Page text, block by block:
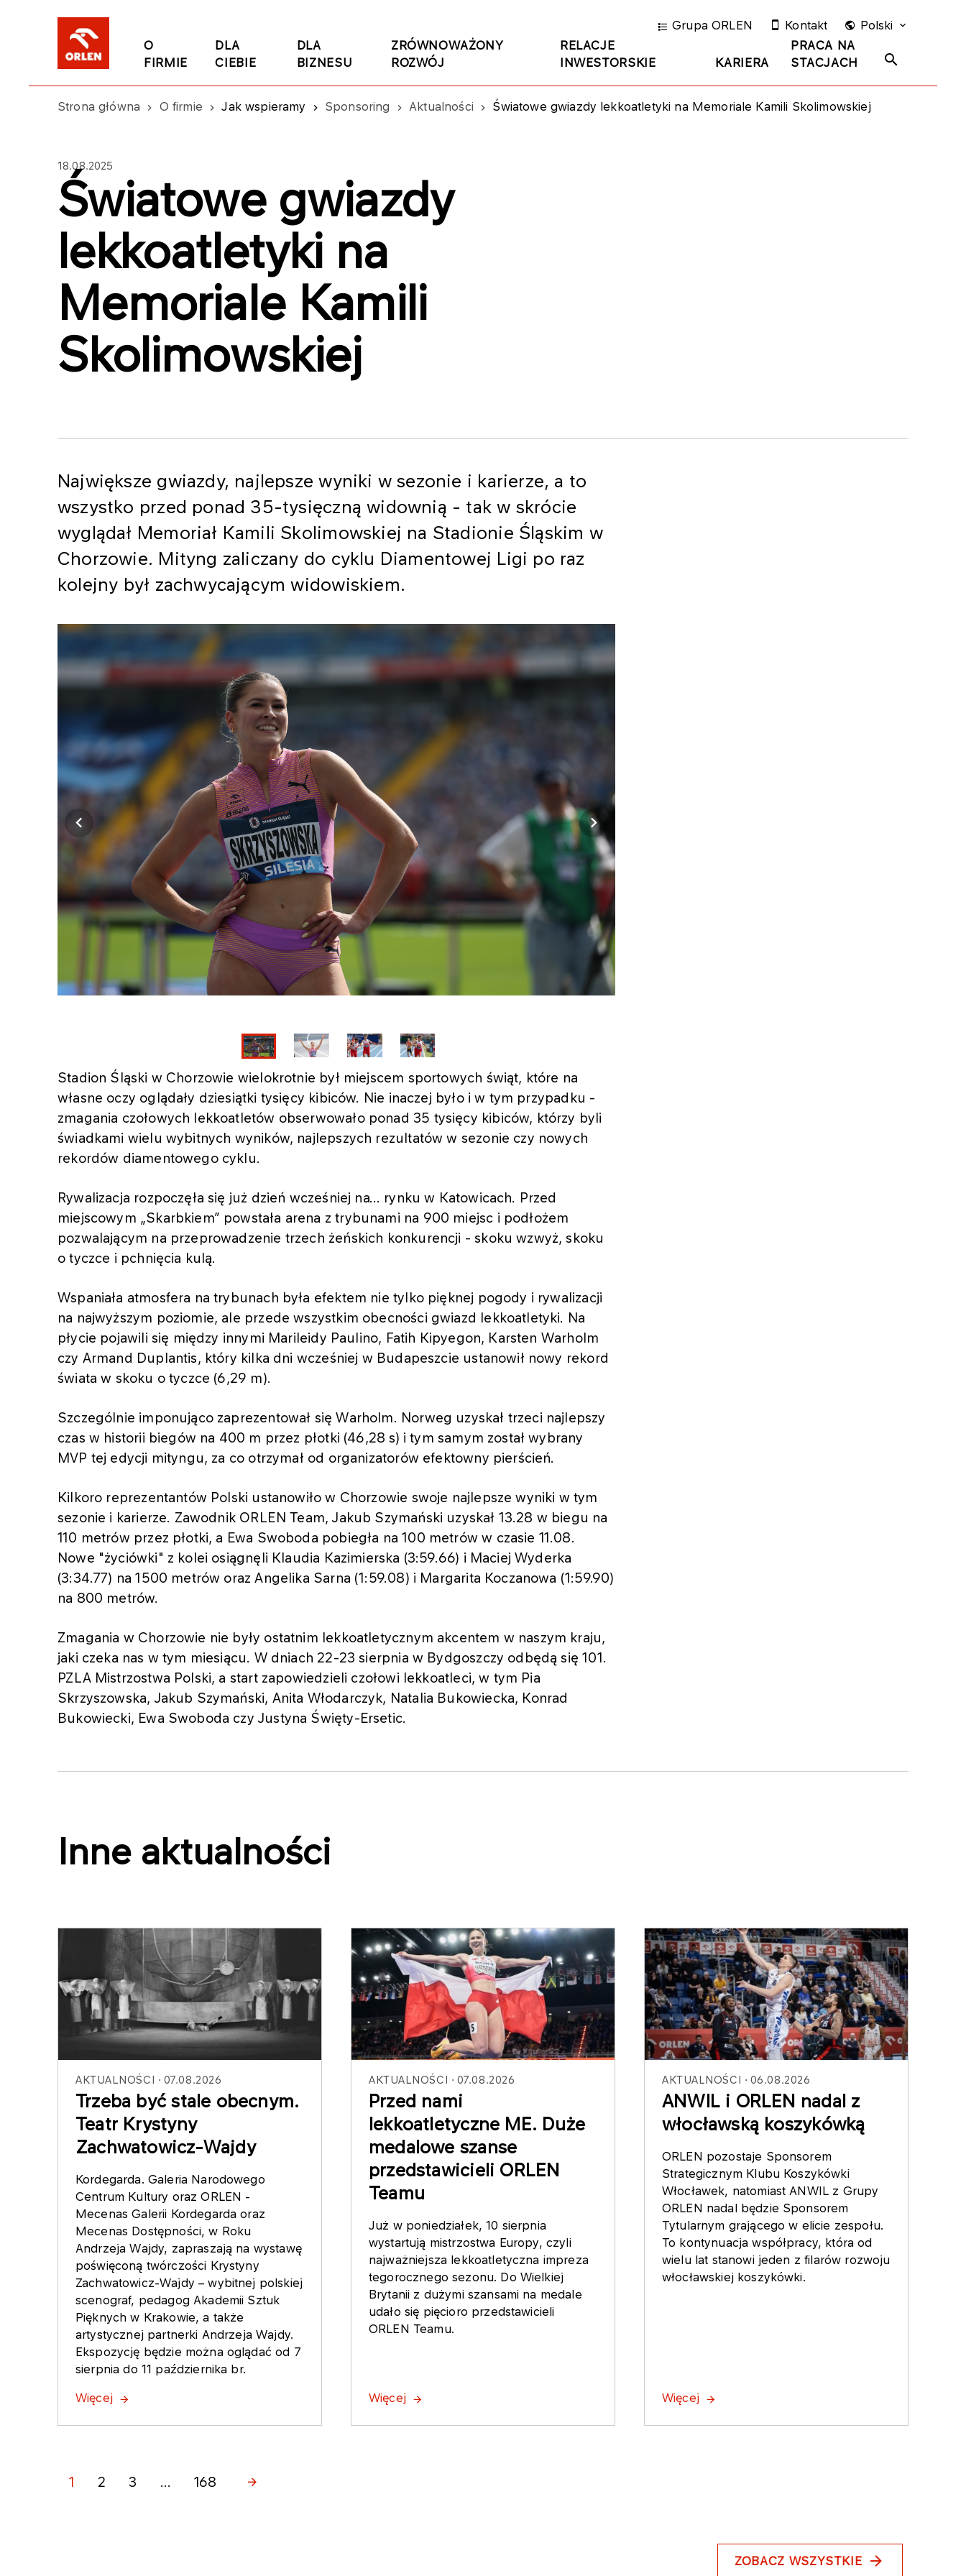
O
FIRMIE
DLA
CIEBIE
DLA
BIZNESU
ZRÓWNOWAŻONY
ROZWÓJ
RELACJE
INWESTORSKIE
KARIERA
PRACA NA
STACJACH
Grupa ORLEN Kontakt Polski
Strona główna O firmie Jak wspieramy Sponsoring Aktualności Światowe gwiazdy lekkoatletyki na Memoriale Kamili Skolimowskiej
18.08.2025
Światowe gwiazdy
lekkoatletyki na
Memoriale Kamili
Skolimowskiej
Największe gwiazdy, najlepsze wyniki w sezonie i karierze, a to
wszystko przed ponad 35-tysięczną widownią - tak w skrócie
wyglądał Memoriał Kamili Skolimowskiej na Stadionie Śląskim w
Chorzowie. Mityng zaliczany do cyklu Diamentowej Ligi po raz
kolejny był zachwycającym widowiskiem.
Stadion Śląski w Chorzowie wielokrotnie był miejscem sportowych świąt, które na
własne oczy oglądały dziesiątki tysięcy kibiców. Nie inaczej było i w tym przypadku -
zmagania czołowych lekkoatletów obserwowało ponad 35 tysięcy kibiców, którzy byli
świadkami wielu wybitnych wyników, najlepszych rezultatów w sezonie czy nowych
rekordów diamentowego cyklu.
Rywalizacja rozpoczęła się już dzień wcześniej na… rynku w Katowicach. Przed
miejscowym „Skarbkiem” powstała arena z trybunami na 900 miejsc i podłożem
pozwalającym na przeprowadzenie trzech żeńskich konkurencji - skoku wzwyż, skoku
o tyczce i pchnięcia kulą.
Wspaniała atmosfera na trybunach była efektem nie tylko pięknej pogody i rywalizacji
na najwyższym poziomie, ale przede wszystkim obecności gwiazd lekkoatletyki. Na
płycie pojawili się między innymi Marileidy Paulino, Fatih Kipyegon, Karsten Warholm
czy Armand Duplantis, który kilka dni wcześniej w Budapeszcie ustanowił nowy rekord
świata w skoku o tyczce (6,29 m).
Szczególnie imponująco zaprezentował się Warholm. Norweg uzyskał trzeci najlepszy
czas w historii biegów na 400 m przez płotki (46,28 s) i tym samym został wybrany
MVP tej edycji mityngu, za co otrzymał od organizatorów efektowny pierścień.
Kilkoro reprezentantów Polski ustanowiło w Chorzowie swoje najlepsze wyniki w tym
sezonie i karierze. Zawodnik ORLEN Team, Jakub Szymański uzyskał 13.28 w biegu na
110 metrów przez płotki, a Ewa Swoboda pobiegła na 100 metrów w czasie 11.08.
Nowe "życiówki" z kolei osiągnęli Klaudia Kazimierska (3:59.66) i Maciej Wyderka
(3:34.77) na 1500 metrów oraz Angelika Sarna (1:59.08) i Margarita Koczanowa (1:59.90)
na 800 metrów.
Zmagania w Chorzowie nie były ostatnim lekkoatletycznym akcentem w naszym kraju,
jaki czeka nas w tym miesiącu. W dniach 22-23 sierpnia w Bydgoszczy odbędą się 101.
PZLA Mistrzostwa Polski, a start zapowiedzieli czołowi lekkoatleci, w tym Pia
Skrzyszowska, Jakub Szymański, Anita Włodarczyk, Natalia Bukowiecka, Konrad
Bukowiecki, Ewa Swoboda czy Justyna Święty-Ersetic.
Inne aktualności
AKTUALNOŚCI 07.08.2026
Trzeba być stale obecnym.
Teatr Krystyny
Zachwatowicz-Wajdy
Kordegarda. Galeria Narodowego
Centrum Kultury oraz ORLEN -
Mecenas Galerii Kordegarda oraz
Mecenas Dostępności, w Roku
Andrzeja Wajdy, zapraszają na wystawę
poświęconą twórczości Krystyny
Zachwatowicz-Wajdy – wybitnej polskiej
scenograf, pedagog Akademii Sztuk
Pięknych w Krakowie, a także
artystycznej partnerki Andrzeja Wajdy.
Ekspozycję będzie można oglądać od 7
sierpnia do 11 października br.
Więcej
AKTUALNOŚCI 07.08.2026
Przed nami
lekkoatletyczne ME. Duże
medalowe szanse
przedstawicieli ORLEN
Teamu
Już w poniedziałek, 10 sierpnia
wystartują mistrzostwa Europy, czyli
najważniejsza lekkoatletyczna impreza
tegorocznego sezonu. Do Wielkiej
Brytanii z dużymi szansami na medale
udało się pięcioro przedstawicieli
ORLEN Teamu.
Więcej
AKTUALNOŚCI 06.08.2026
ANWIL i ORLEN nadal z
włocławską koszykówką
ORLEN pozostaje Sponsorem
Strategicznym Klubu Koszykówki
Włocławek, natomiast ANWIL z Grupy
ORLEN nadal będzie Sponsorem
Tytularnym grającego w elicie zespołu.
To kontynuacja współpracy, która od
wielu lat stanowi jeden z filarów rozwoju
włocławskiej koszykówki.
Więcej
1 2 3 ... 168
ZOBACZ WSZYSTKIE